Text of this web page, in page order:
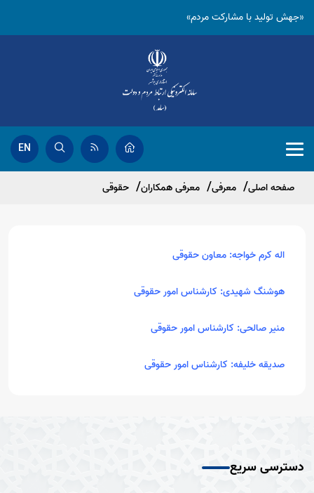
«جهش تولید با مشارکت مردم»
EN
صفحه اصلی معرفی معرفی همکاران حقوقی
اله کرم خواجه: معاون حقوقی
هوشنگ شهیدی: کارشناس امور حقوقی
منیر صالحی: کارشناس امور حقوقی
صدیقه خلیفه: کارشناس امور حقوقی
دسترسی سریع